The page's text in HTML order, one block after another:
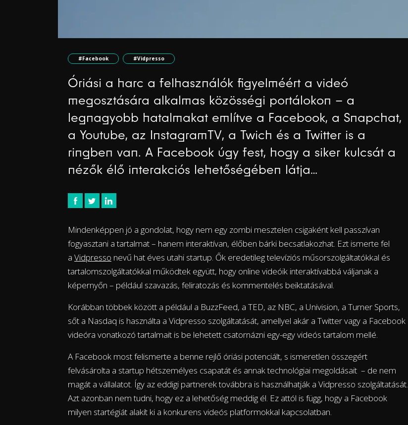
#Facebook #Vidpresso
Óriási a harc a felhasználók figyelméért a videó
megosztására alkalmas közösségi portálokon – a
legnagyobb hatalmakat említve a Facebook, a Snapchat,
a Youtube, az InstagramTV, a Twich és a Twitter is a
ringben van. A Facebook úgy fest, hogy a siker kulcsát a
nézők élő interakciós lehetőségében látja…
Mindenképpen jó a gondolat, hogy nem egy zombi mesztelen csigaként kell passzívan
fogyasztani a tartalmat – hanem interaktívan, élőben bárki becsatlakozhat. Ezt ismerte fel
a Vidpresso nevű hat éves utahi startup. Ők eredetileg televíziós műsorszolgáltatókkal és
tartalomszolgáltatókkal működtek együtt, hogy online videóik interaktívabbá váljanak a
képernyőn – például szavazás, feliratozás és kommentelés beiktatásával.
Korábban többek között a például a BuzzFeed, a TED, az NBC, a Univision, a Turner Sports,
sőt a Nasdaq is használta a Vidpresso szolgáltatását, amellyel akár a Twitter vagy a Facebook
videóra vonatkozó tartalmait is be lehetett csatornázni egy-egy videós tartalom mellé.
A Facebook most felismerte a benne rejlő óriási potenciált, s ismeretlen összegért
felvásárolta a startup hétszemélyes csapatát és annak technológiai megoldásait – de nem
magát a vállalatot. Így az eddigi partnerek továbbra is használhatják a Vidpresso szolgáltatását.
Azt azonban nem tudni, hogy ez a lehetőség meddig él. Ez attól is függ, hogy a Facebook
milyen startégiát alakít ki a konkurens videós platformokkal kapcsolatban.